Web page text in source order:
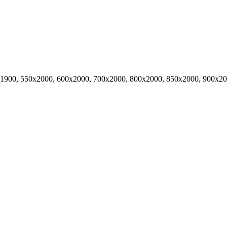
550х2000, 600х2000, 700х2000, 800х2000, 850х2000,